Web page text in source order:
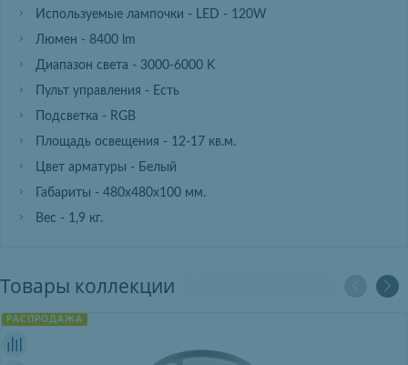
Используемые лампочки - LED - 120W
Люмен - 8400 lm
Диапазон света - 3000-6000 K
Пульт управления - Есть
Подсветка - RGB
Площадь освещения - 12-17 кв.м.
Цвет арматуры - Белый
Габариты - 480х480х100 мм.
Вес - 1,9 кг.
Товары коллекции
РАСПРОДАЖА